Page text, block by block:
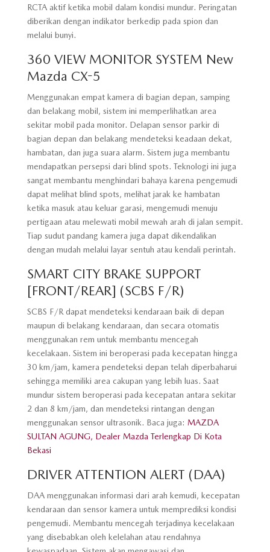
RCTA aktif ketika mobil dalam kondisi mundur. Peringatan
diberikan dengan indikator berkedip pada spion dan
melalui bunyi.
360 VIEW MONITOR SYSTEM New
Mazda CX-5
Menggunakan empat kamera di bagian depan, samping
dan belakang mobil, sistem ini memperlihatkan area
sekitar mobil pada monitor. Delapan sensor parkir di
bagian depan dan belakang mendeteksi keadaan dekat,
hambatan, dan juga suara alarm. Sistem juga membantu
mendapatkan persepsi dari blind spots. Teknologi ini juga
sangat membantu menghindari bahaya karena pengemudi
dapat melihat blind spots, melihat jarak ke hambatan
ketika masuk atau keluar garasi, mengemudi menuju
pertigaan atau melewati mobil mewah arah di jalan sempit.
Tiap sudut pandang kamera juga dapat dikendalikan
dengan mudah melalui layar sentuh atau kendali perintah.
SMART CITY BRAKE SUPPORT
[FRONT/REAR] (SCBS F/R)
SCBS F/R dapat mendeteksi kendaraan baik di depan
maupun di belakang kendaraan, dan secara otomatis
menggunakan rem untuk membantu mencegah
kecelakaan. Sistem ini beroperasi pada kecepatan hingga
30 km/jam, kamera pendeteksi depan telah diperbaharui
sehingga memiliki area cakupan yang lebih luas. Saat
mundur sistem beroperasi pada kecepatan antara sekitar
2 dan 8 km/jam, dan mendeteksi rintangan dengan
menggunakan sensor ultrasonik. Baca juga: MAZDA
SULTAN AGUNG, Dealer Mazda Terlengkap Di Kota
Bekasi
DRIVER ATTENTION ALERT (DAA)
DAA menggunakan informasi dari arah kemudi, kecepatan
kendaraan dan sensor kamera untuk memprediksi kondisi
pengemudi. Membantu mencegah terjadinya kecelakaan
yang disebabkan oleh kelelahan atau rendahnya